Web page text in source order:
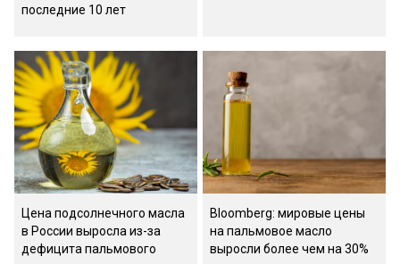
последние 10 лет
Цена подсолнечного масла
в России выросла из-за
дефицита пальмового
Bloomberg: мировые цены
на пальмовое масло
выросли более чем на 30%